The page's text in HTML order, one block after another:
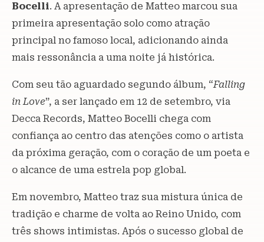
Bocelli. A apresentação de Matteo marcou sua
primeira apresentação solo como atração
principal no famoso local, adicionando ainda
mais ressonância a uma noite já histórica.
Com seu tão aguardado segundo álbum, “Falling
in Love”, a ser lançado em 12 de setembro, via
Decca Records, Matteo Bocelli chega com
confiança ao centro das atenções como o artista
da próxima geração, com o coração de um poeta e
o alcance de uma estrela pop global.
Em novembro, Matteo traz sua mistura única de
tradição e charme de volta ao Reino Unido, com
três shows intimistas. Após o sucesso global de